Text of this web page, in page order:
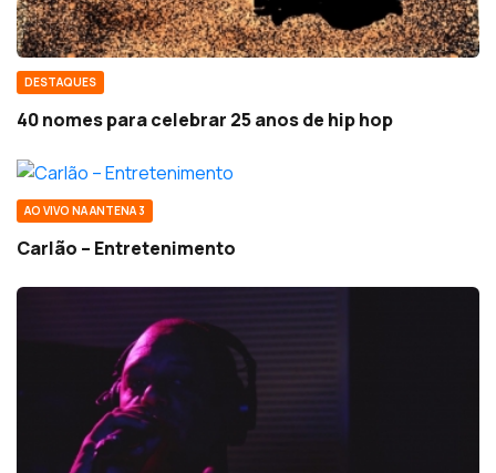
DESTAQUES
40 nomes para celebrar 25 anos de hip hop
AO VIVO NA ANTENA 3
Carlão – Entretenimento